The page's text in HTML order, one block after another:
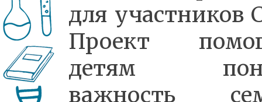
для участников
Проект
детям
важность